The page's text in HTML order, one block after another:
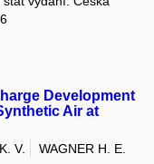
Development
Air at
V.
WAGNER H. E.